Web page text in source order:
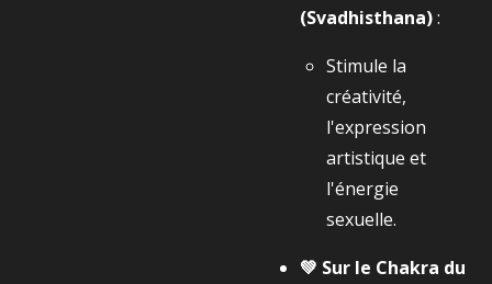
(Svadhisthana):
Stimule la
créativité,
l'expression
artistique et
l'énergie
sexuelle.
💚 Sur le Chakra du